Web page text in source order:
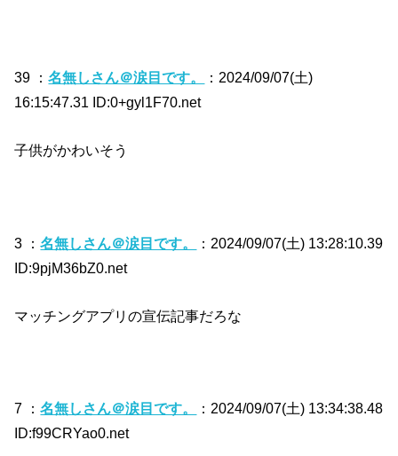
39 ：名無しさん＠涙目です。
：2024/09/07(土)
16:15:47.31 ID:0+gyl1F70.net
子供がかわいそう
3 ：名無しさん＠涙目です。
：2024/09/07(土) 13:28:10.39
ID:9pjM36bZ0.net
マッチングアプリの宣伝記事だろな
7 ：名無しさん＠涙目です。
：2024/09/07(土) 13:34:38.48
ID:f99CRYao0.net